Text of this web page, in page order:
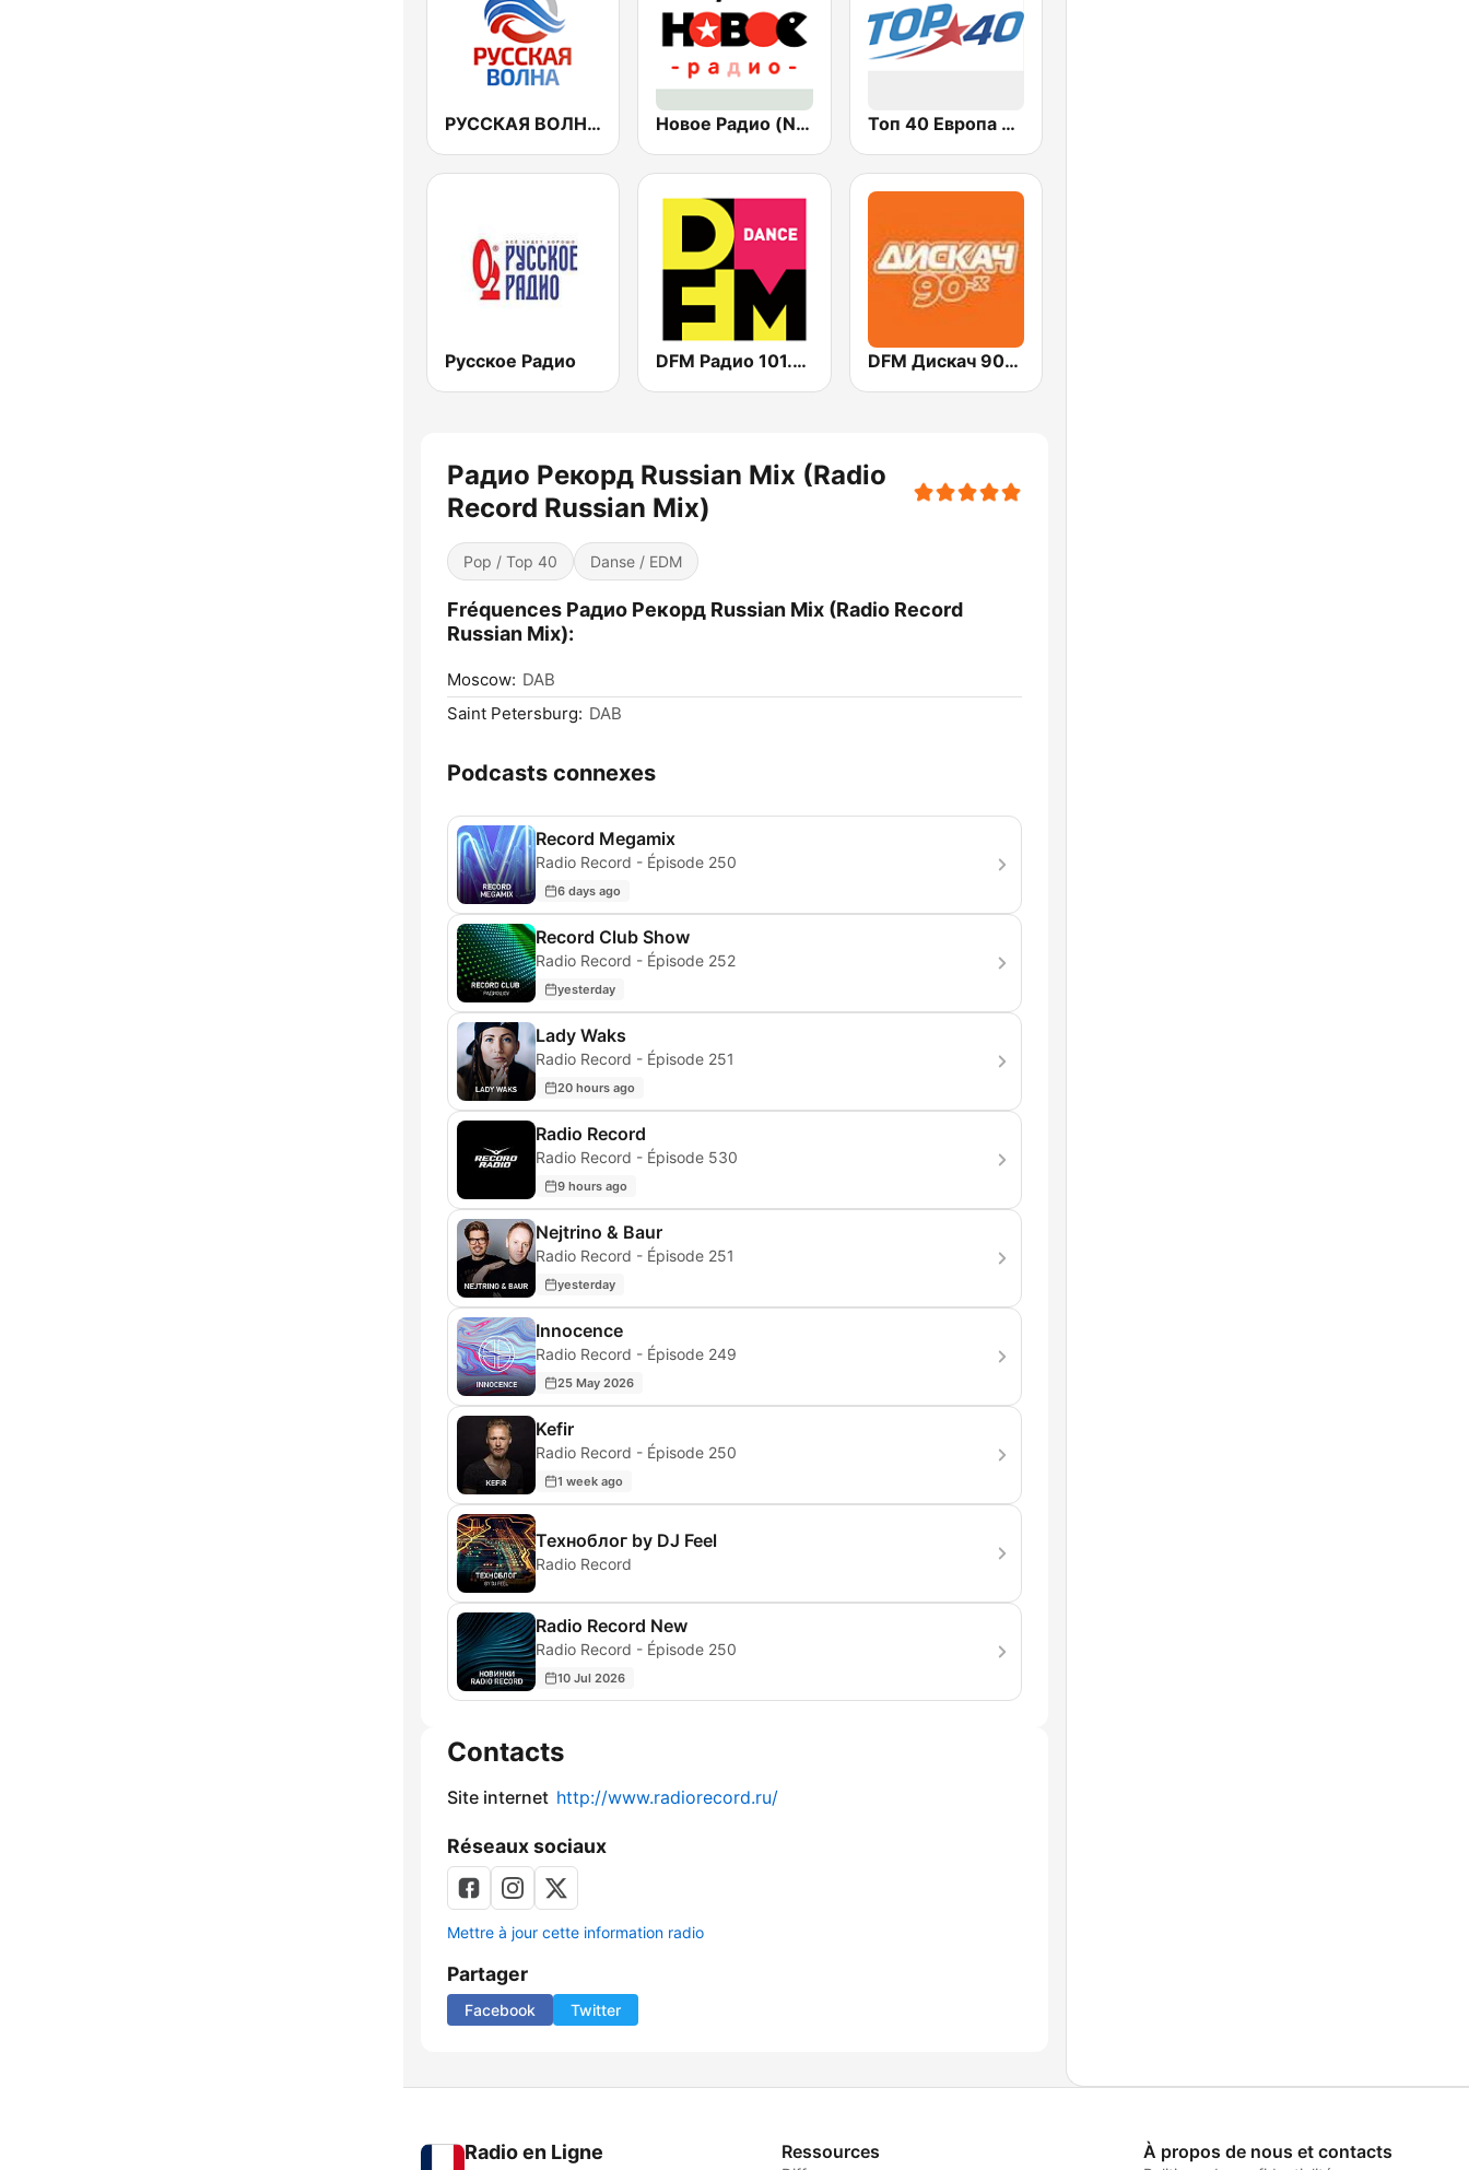
РУССКАЯ ВОЛНА - Russian Wave Новое Радио (New Radio, Novoe Radio) Топ 40 Европа Плюс (Top 40 Europa Plus)
Русское Радио DFM Радио 101.2 FM (DFM Radio) DFM Дискач 90х (DFM Disco 90s)
Радио Рекорд Russian Mix (Radio
Record Russian Mix)
Pop / Top 40 Danse / EDM
Fréquences Радио Рекорд Russian Mix (Radio Record
Russian Mix):
Moscow: DAB
Saint Petersburg: DAB
Podcasts connexes
Record Megamix
Radio Record - Épisode 250
6 days ago
Record Club Show
Radio Record - Épisode 252
yesterday
Lady Waks
Radio Record - Épisode 251
20 hours ago
Radio Record
Radio Record - Épisode 530
9 hours ago
Nejtrino & Baur
Radio Record - Épisode 251
yesterday
Innocence
Radio Record - Épisode 249
25 May 2026
Kefir
Radio Record - Épisode 250
1 week ago
Техноблог by DJ Feel
Radio Record
Radio Record New
Radio Record - Épisode 250
10 Jul 2026
Contacts
Site internet http://www.radiorecord.ru/
Réseaux sociaux
Mettre à jour cette information radio
Partager
Facebook Twitter
Radio en Ligne Ressources À propos de nous et contacts